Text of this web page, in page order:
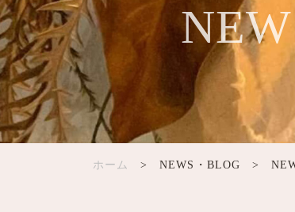
ホーム > NEWS・BLOG >